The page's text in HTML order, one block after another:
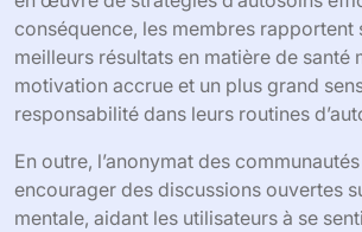
conséquence, les membres rapportent
meilleurs résultats en matière de santé
motivation accrue et un plus grand
responsabilité dans leurs routines
En outre, l’anonymat des
encourager des discussions ouvertes
mentale, aidant les utilisateurs à se